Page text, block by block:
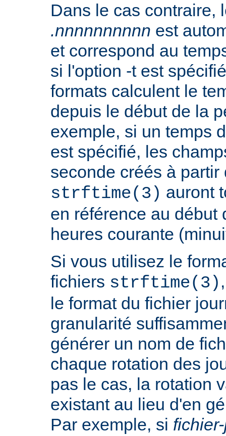
Dans le cas contraire,
.nnnnnnnnnn est
et correspond au
si l'option -t est
formats calculent le
depuis le début de la
exemple, si un temps
est spécifié, les
seconde créés à partir
strftime(3) auront
en référence au début
heures courante
Si vous utilisez le
fichiers strftime(3)
le format du fichier
granularité
générer un nom de
chaque rotation des
pas le cas, la rotation
existant au lieu d'en
Par exemple, si